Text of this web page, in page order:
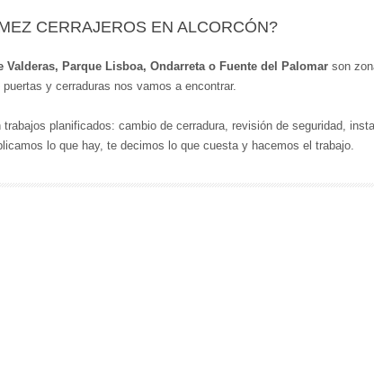
CERRAJEROS EN ALCORCÓN?
Valderas, Parque Lisboa, Ondarreta o Fuente del Palomar son
y cerraduras nos vamos a encontrar.
planificados: cambio de cerradura, revisión de seguridad,
lo que hay, te decimos lo que cuesta y hacemos el trabajo.